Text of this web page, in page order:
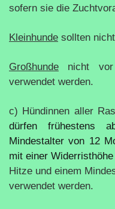
sofern sie die
Kleinhunde sollten
Großhunde nicht
verwendet werden.
c) Hündinnen aller
dürfen frühestens
Mindestalter von 12
mit einer Widerristhöhe
Hitze und einem
verwendet werden.